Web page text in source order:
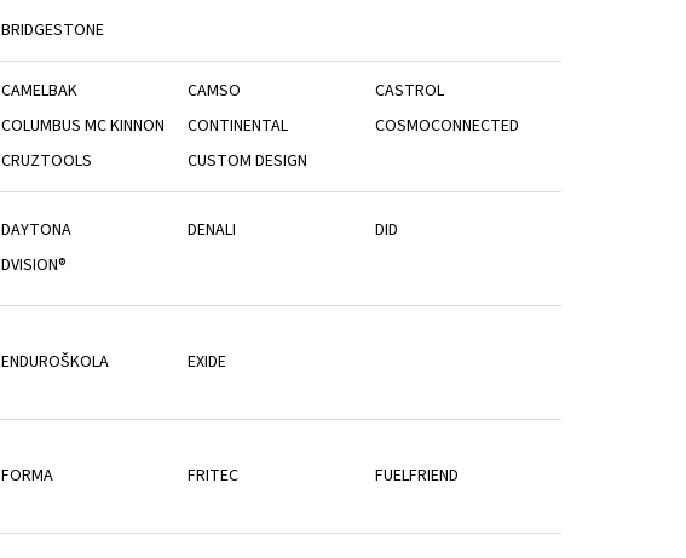
BRIDGESTONE
CAMELBAK CAMSO
CASTROL
COLUMBUS MC KINNON CONTINENTAL
COSMOCONNECTED
CRUZTOOLS CUSTOM DESIGN
DAYTONA DENALI
DID
DVISION®
ENDUROŠKOLA EXIDE
FORMA FRITEC FUELFRIEND